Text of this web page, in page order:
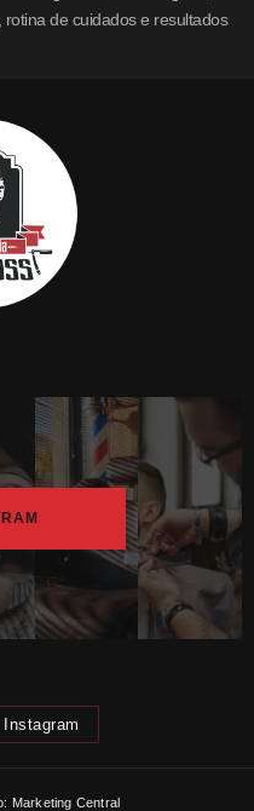
de cuidados e resultados
Instagram
Marketing Central